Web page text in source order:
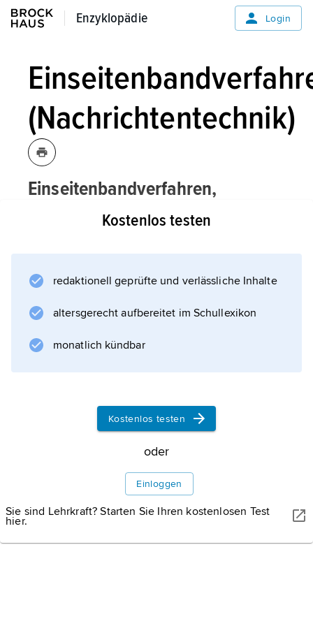
Enzyklopädie
Enzyklopädie Login
(Nachrichtentechnik)
Einseitenbandverfahren,
ESB, Nachrichtentechnik:
Trägerfrequenztechnik
Funktechnik
, bei dem eines der beiden bei der
Modulation der Trägerwelle entstehenden
Unterdrückung der Trägerschwingung muss
mit dem übertragenen Seitenband eine
»Pilotfrequenz« gesendet werden, aus der bei
Trägerschwingung wiedergewonnen wird.
Kostenlos testen
redaktionell geprüfte und verlässliche Inhalte
altersgerecht aufbereitet im Schullexikon
monatlich kündbar
Kostenlos testen
oder
Einloggen
Sie sind Lehrkraft? Starten Sie Ihren kostenlosen Test
hier.